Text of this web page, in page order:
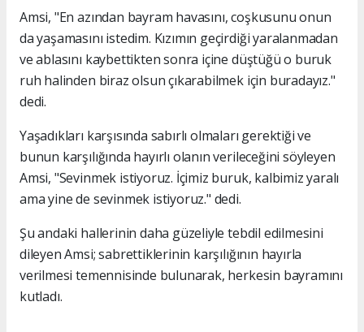
Amsi, "En azından bayram havasını, coşkusunu onun
da yaşamasını istedim. Kızımın geçirdiği yaralanmadan
ve ablasını kaybettikten sonra içine düştüğü o buruk
ruh halinden biraz olsun çıkarabilmek için buradayız."
dedi.
Yaşadıkları karşısında sabırlı olmaları gerektiği ve
bunun karşılığında hayırlı olanın verileceğini söyleyen
Amsi, "Sevinmek istiyoruz. İçimiz buruk, kalbimiz yaralı
ama yine de sevinmek istiyoruz." dedi.
Şu andaki hallerinin daha güzeliyle tebdil edilmesini
dileyen Amsi; sabrettiklerinin karşılığının hayırla
verilmesi temennisinde bulunarak, herkesin bayramını
kutladı.